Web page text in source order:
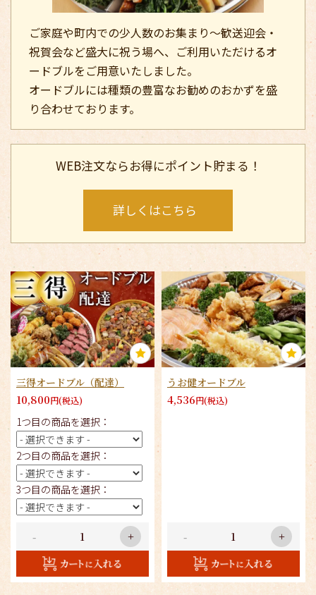
ご家庭や町内での少人数のお集まり～歓送迎会・
祝賀会など盛大に祝う場へ、ご利用いただけるオ
ードブルをご用意いたしました。
オードブルには種類の豊富なお勧めのおかずを盛
り合わせております。
WEB注文ならお得にポイント貯まる！
詳しくはこちら
商品をカートに入れてのWEB注文でポイン
トが貯まります。
ポイントはご購入商品の合計額に応じ付与
されます。
次回購入時の合計金額からお値引き可能で
す。
※ポイント利用には会員登録が必要です。
三得オードブル（配達）
10,800円(税込)
1つ目の商品を選択：
2つ目の商品を選択：
3つ目の商品を選択：
- +
うお健オードブル
4,536円(税込)
- +